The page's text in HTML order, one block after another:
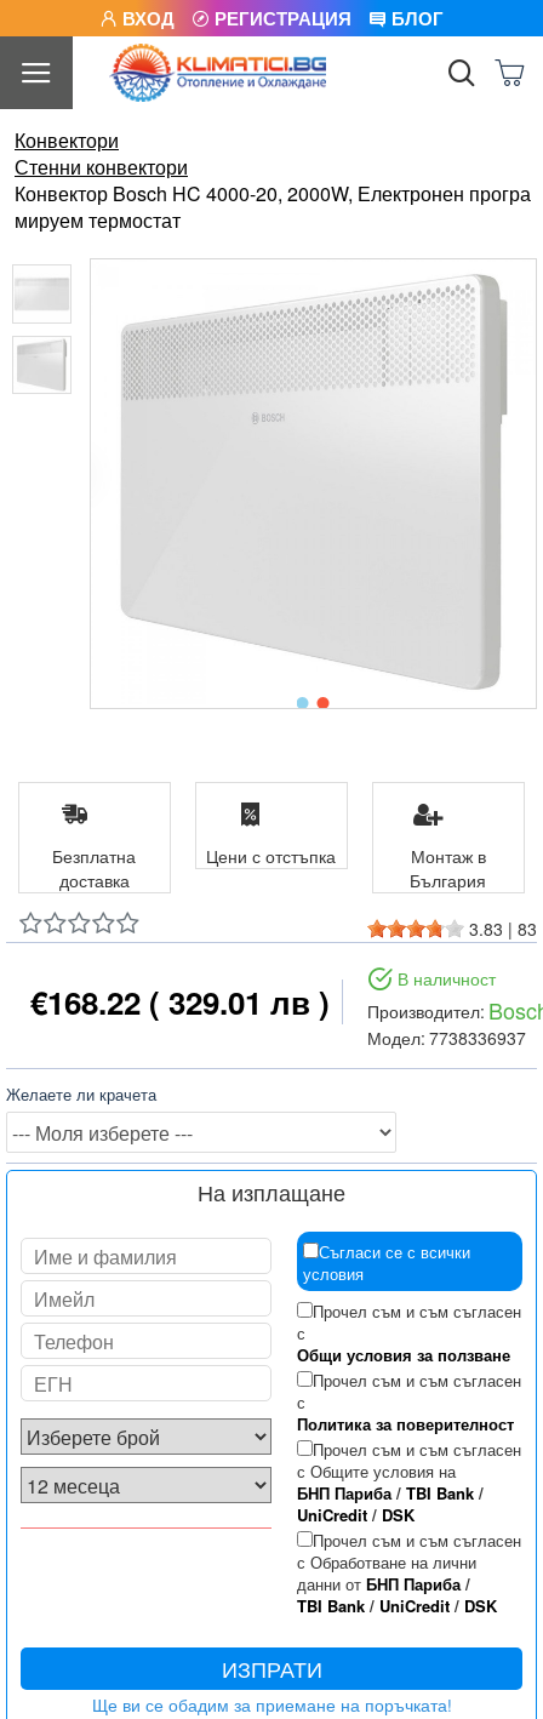
ВХОД РЕГИСТРАЦИЯ БЛОГ
Конвектори
Стенни конвектори
Конвектор Bosch HC 4000-20, 2000W, Електронен програ
мируем термостат
3.83 | 83
€168.22 ( 329.01 лв )
В наличност
Производител:
Модел: 7738336937
Желаете ли крачета
На изплащане
Съгласи се с всички
условия
Прочел съм и съм съгласен
с
Общи условия за ползване
Прочел съм и съм съгласен
с
Политика за поверителност
Прочел съм и съм съгласен
с Общите условия на
БНП Париба/ TBI Bank/
UniCredit/ DSK
Прочел съм и съм съгласен
с Обработване на лични
данни от БНП Париба/
TBI Bank/ UniCredit/ DSK
ИЗПРАТИ
Ще ви се обадим за приемане на поръчката!
Безплатна
доставка
Цени с отстъпка
Монтаж в
България